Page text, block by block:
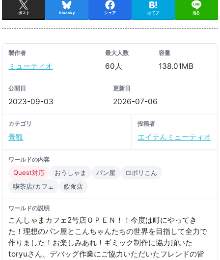
ポスト Bluesky シェア はてブ 送る
製作者
ミューティオ
最大人数
60人
容量
138.01MB
公開日
2023-09-03
更新日
2026-07-06
カテゴリ
景観
投稿者
エイテんミューティオ
ワールドの内容
Quest対応 おうしゃま パン屋
ロポリこん
喫茶店/カフェ
飲食店
ワールドの説明
こんしゃまカフェ2号店ＯＰＥＮ！！今度は町にやってき
た！理想のパン屋とこんちゃんたちの世界を目指して全力で
作りました！お楽しみあれ！ギミック制作に協力頂いた
toryuさん、デバッグ作業にご協力いただいたフレンドの皆